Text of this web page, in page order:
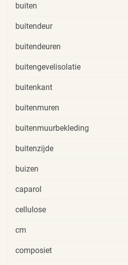
buiten
buitendeur
buitendeuren
buitengevelisolatie
buitenkant
buitenmuren
buitenmuurbekleding
buitenzijde
buizen
caparol
cellulose
cm
composiet